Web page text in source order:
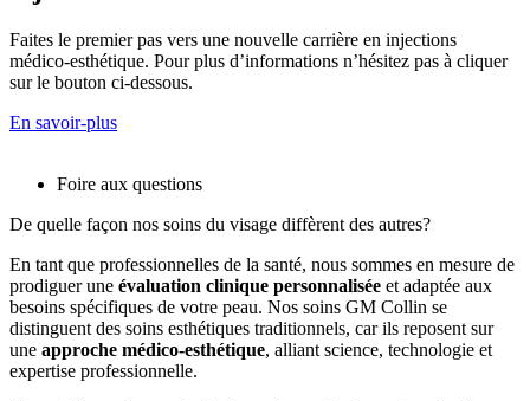
Faites le premier pas vers une nouvelle carrière en injections
médico-esthétique. Pour plus d’informations n’hésitez pas à cliquer
sur le bouton ci-dessous.
En savoir-plus
Foire aux questions
De quelle façon nos soins du visage diffèrent des autres?
En tant que professionnelles de la santé, nous sommes en mesure de
prodiguer une évaluation clinique personnalisée et adaptée aux
besoins spécifiques de votre peau. Nos soins GM Collin se
distinguent des soins esthétiques traditionnels, car ils reposent sur
une approche médico-esthétique, alliant science, technologie et
expertise professionnelle.